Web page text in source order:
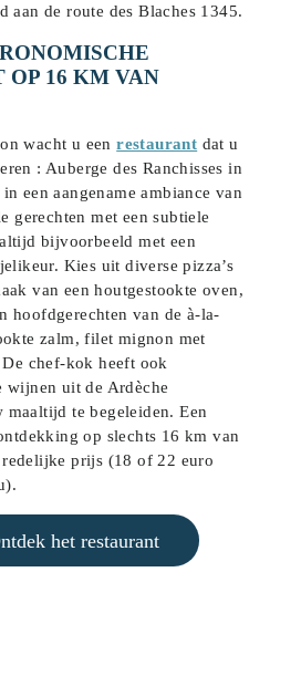
aan de route des Blaches 1345.
OP 16 KM VAN
wacht u eenrestaurant dat u
: Auberge des Ranchisses in
een aangename ambiance van
gerechten met een subtiele
bijvoorbeeld met een
Kies uit diverse pizza’s
van een houtgestookte oven,
hoofdgerechten van de à-la-
zalm, filet mignon met
chef-kok heeft ook
wijnen uit de Ardèche
maaltijd te begeleiden. Een
op slechts 16 km van
prijs (18 of 22 euro
het restaurant